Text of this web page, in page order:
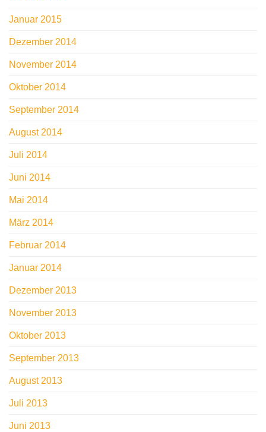
Januar 2015
Dezember 2014
November 2014
Oktober 2014
September 2014
August 2014
Juli 2014
Juni 2014
Mai 2014
März 2014
Februar 2014
Januar 2014
Dezember 2013
November 2013
Oktober 2013
September 2013
August 2013
Juli 2013
Juni 2013